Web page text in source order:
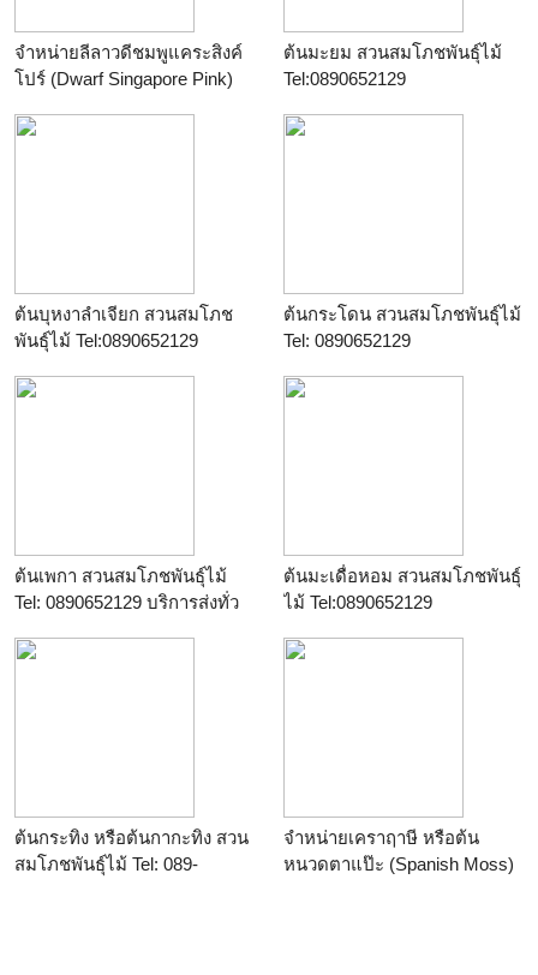
จำหน่ายลีลาวดีชมพูแคระสิงค์
โปร์ (Dwarf Singapore Pink)
ต้นมะยม สวนสมโภชพันธุ์ไม้
Tel:0890652129
ต้นบุหงาลำเจียก สวนสมโภช
พันธุ์ไม้ Tel:0890652129
ต้นกระโดน สวนสมโภชพันธุ์ไม้
Tel: 0890652129
ต้นเพกา สวนสมโภชพันธุ์ไม้
Tel: 0890652129 บริการส่งทั่ว
ต้นมะเดื่อหอม สวนสมโภชพันธุ์
ไม้ Tel:0890652129
ต้นกระทิง หรือต้นกากะทิง สวน
สมโภชพันธุ์ไม้ Tel: 089-
จำหน่ายเคราฤาษี หรือต้น
หนวดตาแป๊ะ (Spanish Moss)